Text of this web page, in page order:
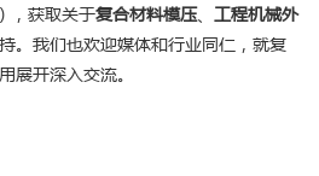
，获取关于复合材料模压、 工程机械外
。我们也欢迎媒体和行业同仁，就复
展开深入交流。